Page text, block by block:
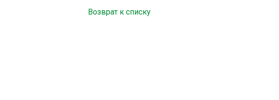
Возврат к списку